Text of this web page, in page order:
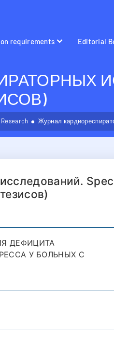
requirements Editorial
Журнал
ДЕФИЦИТА
У БОЛЬНЫХ С